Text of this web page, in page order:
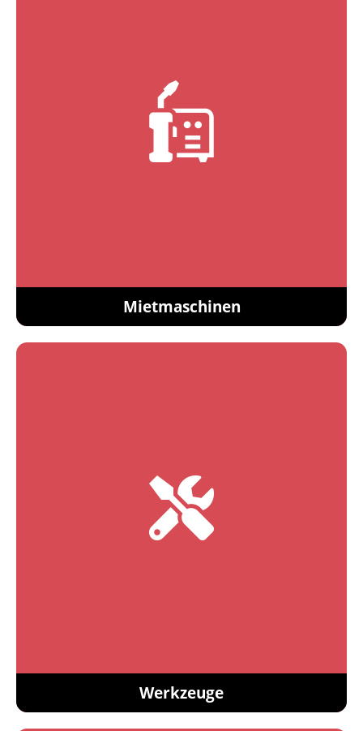
Mietmaschinen
Werkzeuge